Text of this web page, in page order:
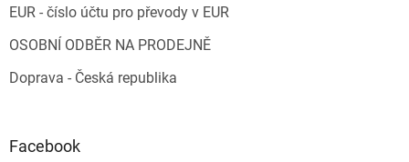
EUR - číslo účtu pro převody v EUR
OSOBNÍ ODBĚR NA PRODEJNĚ
Doprava - Česká republika
Facebook